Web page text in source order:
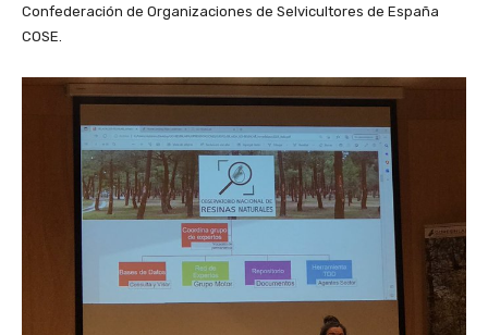
Confederación de Organizaciones de Selvicultores de España
COSE.